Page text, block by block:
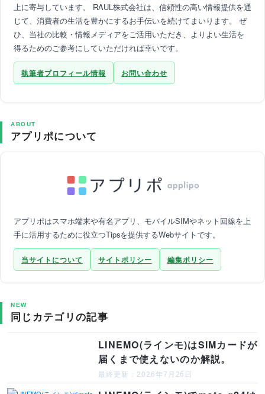
上に寄与しています。 RAUL株式会社は、信頼性の高い情報提供を通
じて、消費者の生活を豊かにするお手伝いを続けてまいります。 ぜ
ひ、当社の比較・情報メディアをご活用いただき、よりよい生活を
得るためのご参考にしていただければ幸いです。
執筆者プロフィール情報 お問い合わせ
ABOUT
アプリポについて
アプリポはスマホ端末や有名アプリ、モバイルSIMやネット回線を上
手に活用するために役立つTipsを提供するWebサイトです。
当サイトについて サイトポリシー 編集ポリシー
NEW
同じカテゴリの記事
LINEMO(ラインモ)はSIMカードが
届くまで使えないのか解説。
最終更新：2026年7月26日